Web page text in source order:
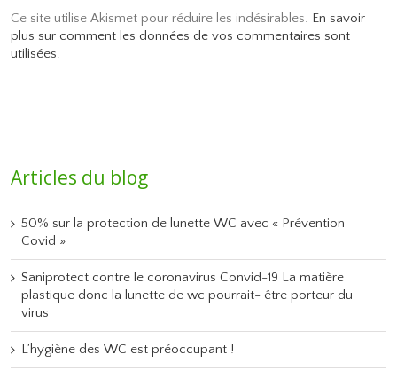
Ce site utilise Akismet pour réduire les indésirables. En savoir
plus sur comment les données de vos commentaires sont
utilisées.
Articles du blog
50% sur la protection de lunette WC avec « Prévention
Covid »
Saniprotect contre le coronavirus Convid-19 La matière
plastique donc la lunette de wc pourrait- être porteur du
virus
L’hygiène des WC est préoccupant !